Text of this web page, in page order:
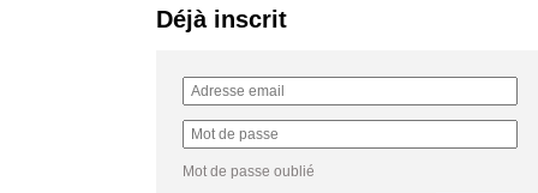
Déjà inscrit
Mot de passe oublié